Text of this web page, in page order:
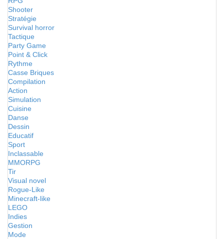
Shooter
Stratégie
Survival horror
Tactique
Party Game
Point & Click
Rythme
Casse Briques
Compilation
Action
Simulation
Cuisine
Danse
Dessin
Educatif
Sport
Inclassable
MMORPG
Tir
Visual novel
Rogue-Like
Minecraft-like
LEGO
Indies
Gestion
Mode